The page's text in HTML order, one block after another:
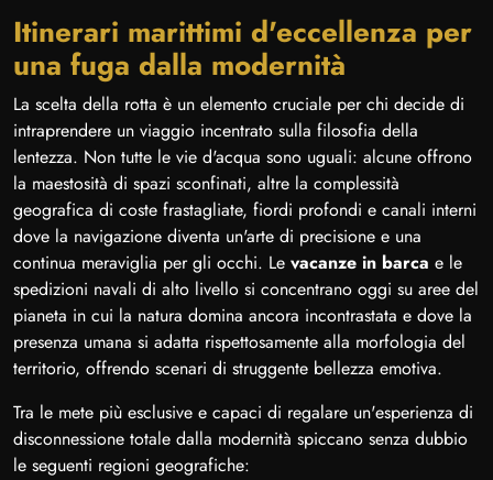
Itinerari marittimi d'eccellenza per
una fuga dalla modernità
La scelta della rotta è un elemento cruciale per chi decide di
intraprendere un viaggio incentrato sulla filosofia della
lentezza. Non tutte le vie d'acqua sono uguali: alcune offrono
la maestosità di spazi sconfinati, altre la complessità
geografica di coste frastagliate, fiordi profondi e canali interni
dove la navigazione diventa un'arte di precisione e una
continua meraviglia per gli occhi. Le vacanze in barca e le
spedizioni navali di alto livello si concentrano oggi su aree del
pianeta in cui la natura domina ancora incontrastata e dove la
presenza umana si adatta rispettosamente alla morfologia del
territorio, offrendo scenari di struggente bellezza emotiva.
Tra le mete più esclusive e capaci di regalare un'esperienza di
disconnessione totale dalla modernità spiccano senza dubbio
le seguenti regioni geografiche: